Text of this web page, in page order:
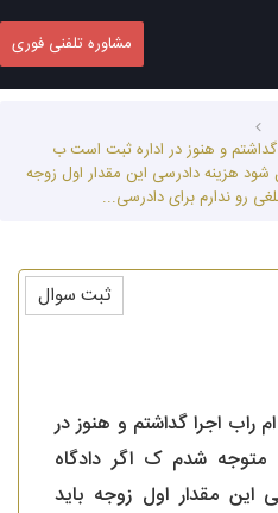
مشاوره تلفنی فوری
راب اجرا گداشتم و هنوز در اداره ثبت است ب
هزینه دادرسی این مقدار اول زوجه
رو ندارم برای دادرسی...
مهریه ام راب اجرا گداشتم و هنوز در
شدم ک اگر دادگاه
این مقدار اول زوجه باید
ثبت سوال